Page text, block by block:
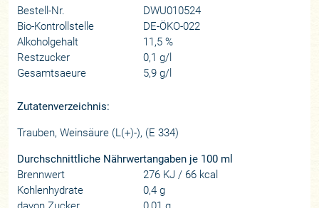
Bestell-Nr.
DWU010524
Bio-Kontrollstelle
DE-ÖKO-022
Alkoholgehalt
11,5 %
Restzucker
0,1 g/l
Gesamtsaeure
5,9 g/l
Zutatenverzeichnis:
Trauben, Weinsäure (L(+)-), (E 334)
Durchschnittliche Nährwertangaben je 100 ml
Brennwert
276 KJ / 66 kcal
Kohlenhydrate
0,4 g